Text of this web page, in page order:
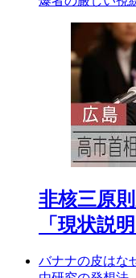
非核三原
「現状説
バナナの皮はな